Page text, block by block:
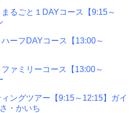
るごと１DAYコース【9:15～
ーフDAYコース【13:00～
ァミリーコース【13:00～
ングツアー【9:15～12:15】ガイ
・かいち